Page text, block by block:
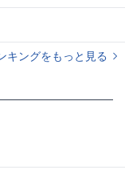
キングをもっと見る